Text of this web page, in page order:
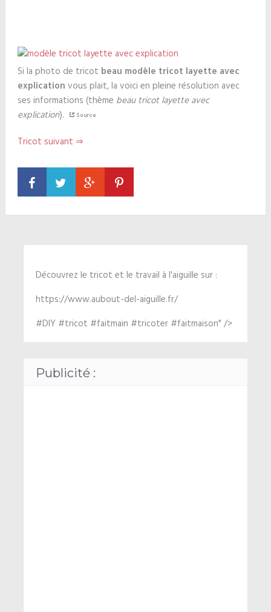
Si la photo de tricot beau modèle tricot layette avec
explication vous plait, la voici en pleine résolution avec
ses informations (thème beau tricot layette avec
explication).
Tricot suivant ⇒
Découvrez le tricot et le travail à l'aiguille sur :
https://www.aubout-del-aiguille.fr/
#DIY #tricot #faitmain #tricoter #faitmaison" />
Publicité :